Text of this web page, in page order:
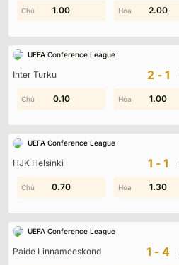
2.00 0.90
1.00 2.00
UEFA Conference League
Inter Turku 2-1
1.40 0.90
0.10 1.00
UEFA Conference League
HJK Helsinki 1-1
1.90 1.20
0.70 1.30
UEFA Conference League
Paide Linnameeskond 1-4